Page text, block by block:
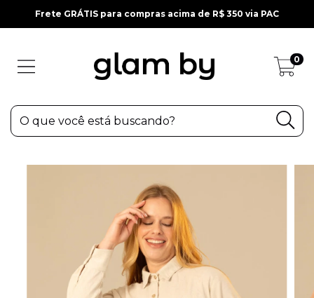
Frete GRÁTIS para compras acima de R$ 350 via PAC
0